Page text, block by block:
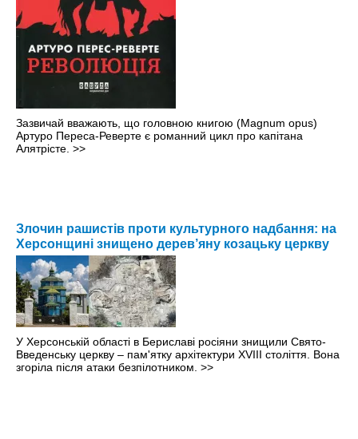
Зазвичай вважають, що головною книгою (Magnum opus)
Артуро Переса-Реверте є романний цикл про капітана
Алятрісте. >>
Злочин рашистів проти культурного надбання: на
Херсонщині знищено дерев’яну козацьку церкву
У Херсонській області в Бериславі росіяни знищили Свято-
Введенську церкву – пам'ятку архітектури XVIII століття. Вона
згоріла після атаки безпілотником. >>